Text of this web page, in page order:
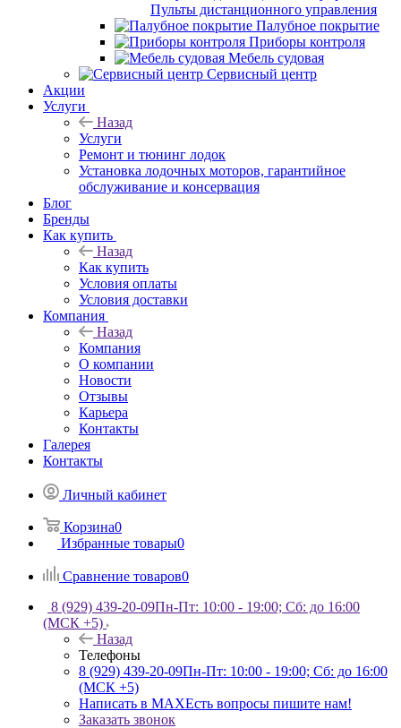
Пульты дистанционного управления
Палубное покрытие
Приборы контроля
Мебель судовая
Сервисный центр
Акции
Услуги
Назад
Услуги
Ремонт и тюнинг лодок
Установка лодочных моторов, гарантийное
обслуживание и консервация
Блог
Бренды
Как купить
Назад
Как купить
Условия оплаты
Условия доставки
Компания
Назад
Компания
О компании
Новости
Отзывы
Карьера
Контакты
Галерея
Контакты
Личный кабинет
Корзина0
Избранные товары0
Сравнение товаров0
8 (929) 439-20-09Пн-Пт: 10:00 - 19:00; Сб: до 16:00
(МСК +5)
Назад
Телефоны
8 (929) 439-20-09Пн-Пт: 10:00 - 19:00; Сб: до 16:00
(МСК +5)
Написать в MAXЕсть вопросы пишите нам!
Заказать звонок